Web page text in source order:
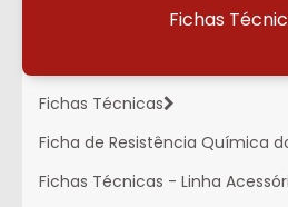
Fichas
Fichas Técnicas
Ficha de Resistência Química
Fichas Técnicas - Linha